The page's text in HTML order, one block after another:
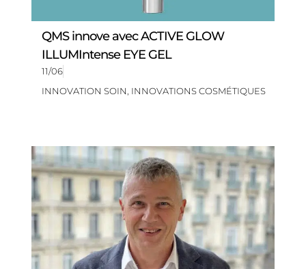
QMS innove avec ACTIVE GLOW
ILLUMIntense EYE GEL
11/06
INNOVATION SOIN INNOVATIONS COSMÉTIQUES